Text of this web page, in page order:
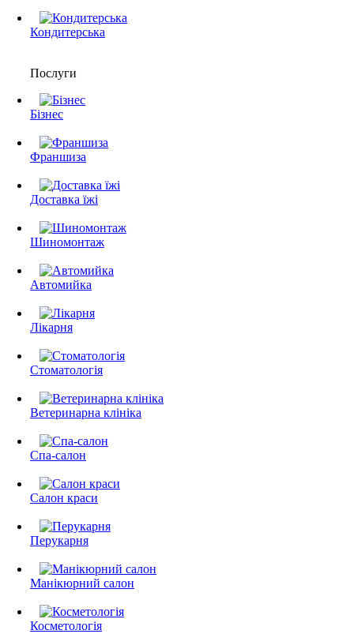
Кондитерська
Послуги
Бізнес
Франшиза
Доставка їжі
Шиномонтаж
Автомийка
Лікарня
Стоматологія
Ветеринарна клініка
Спа-салон
Салон краси
Перукарня
Манікюрний салон
Косметологія